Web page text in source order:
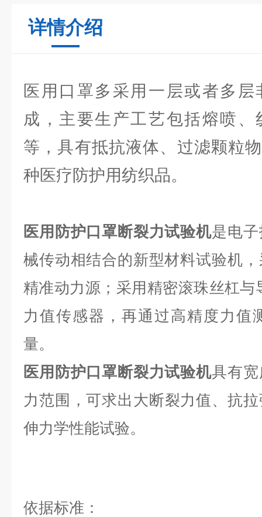
详情介绍
医用口罩多采用一层或者多
成，主要生产工艺包括熔喷
等，具有抵抗液体、过滤颗粒
种医疗防护用纺织品。
医用防护口罩断裂力试验机是电
械传动相结合的新型材料试验机
精准动力源；采用精密滚珠丝杠与
力值传感器，再通过高精度力值
量。
医用防护口罩断裂力试验机具有
力范围，可求出大断裂力值、抗
伸力学性能试验。
依据标准：